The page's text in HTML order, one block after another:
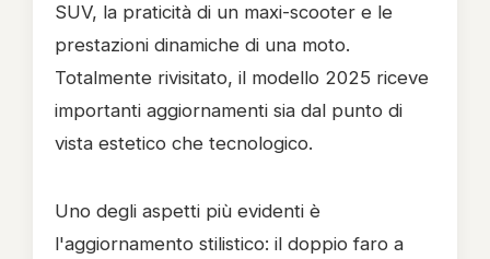
SUV, la praticità di un maxi-scooter e le
prestazioni dinamiche di una moto.
Totalmente rivisitato, il modello 2025 riceve
importanti aggiornamenti sia dal punto di
vista estetico che tecnologico.
Uno degli aspetti più evidenti è
l'aggiornamento stilistico: il doppio faro a